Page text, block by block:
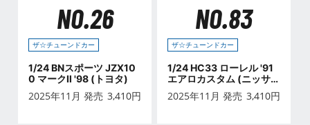
NO.26
ザ☆チューンドカー
1/24 BNスポーツ JZX10
0 マークⅡ '98 (トヨタ)
2025年11月 発売 3,410円
NO.83
ザ☆チューンドカー
1/24 HC33 ローレル '91
エアロカスタム (ニッサ
2025年11月 発売 3,410円